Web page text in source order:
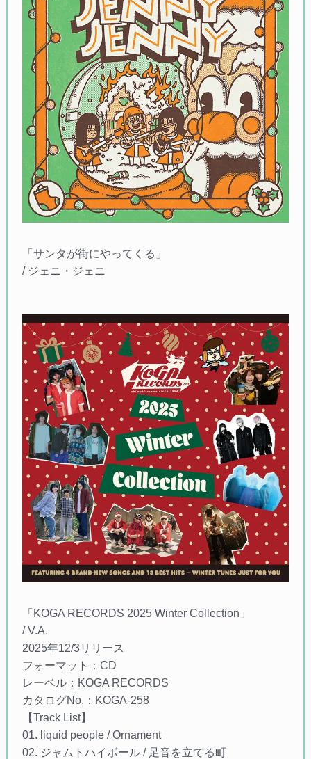
「サンタが街にやってくる」
/ ジェニ・ジェニ
「KOGA RECORDS 2025 Winter Collection」
/ V.A.
2025年12/3リリース
フォーマット：CD
レーベル：KOGA RECORDS
カタログNo.：KOGA-258
【Track List】
01. liquid people / Ornament
02. ジャムトハイボール / 足音を立てる町